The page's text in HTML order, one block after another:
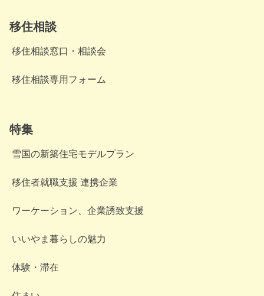
移住相談
移住相談窓口・相談会
移住相談専用フォーム
特集
雪国の新築住宅モデルプラン
移住者就職支援 連携企業
ワーケーション、企業誘致支援
いいやま暮らしの魅力
体験・滞在